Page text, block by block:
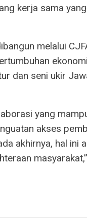
kerja sama
melalui
dan seni ukir
yang
akses
akhirnya, hal ini